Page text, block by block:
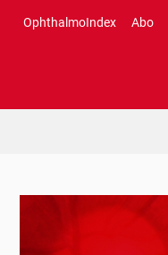
OphthalmoIndex Abo